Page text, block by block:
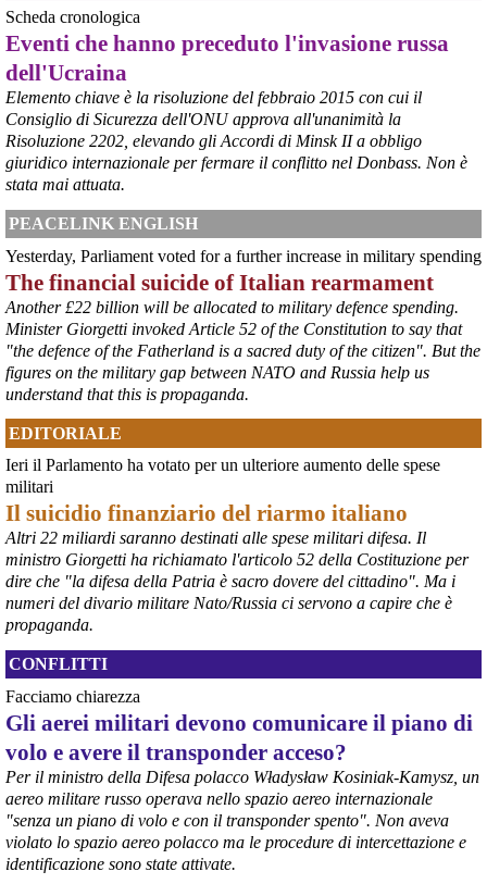
@peacelink
6/8/2026 21:36
giornalerossoblu.it/ex-ilva-sc
il Governo ha annunciato l’intenzione di predisporre un
provvedimento straordinario per attenuare le conseguenze
economiche e sociali dello stop dell’area a caldo, invitando le
rappresentanze del territorio a presentare proposte operative.
#ILVA #Taranto
@peacelink - 6/8/2026 21:35
Ultimi cento milioni di euro per l’ex Ilva, poi non saranno più
possibili nuovi aiuti di Stato. Lo ha confermato il ministro Adolfo
Urso durante l’incontro al Mimit con le imprese dell’indotto: la
tranche conclusiva del prestito autorizzato dall’Unione europea
dovrà essere erogata entro il 9 agosto e restituita dal futuro
acquirente.
Fonte: Studio100
#ILVA
@peacelink - 6/8/2026 21:08
Il governatore di Puglia Decaro esce dal vertice al Mimit più
preoccupato di come era entrato, lamentando l’assenza di certezze
sulla procedura di gara e ribadendo la necessità di un ruolo diretto
dello Stato.
Anche il sindaco di Taranto, Bitetti, chiede un piano industriale
chiaro, garanzie sulla salute e strumenti di tutela per i lavoratori
Scheda cronologica
Eventi che hanno preceduto l'invasione russa
dell'Ucraina
Elemento chiave è la risoluzione del febbraio 2015 con cui il
Consiglio di Sicurezza dell'ONU approva all'unanimità la
Risoluzione 2202, elevando gli Accordi di Minsk II a obbligo
giuridico internazionale per fermare il conflitto nel Donbass. Non è
stata mai attuata.
PEACELINK ENGLISH
Yesterday, Parliament voted for a further increase in military spending
The financial suicide of Italian rearmament
Another £22 billion will be allocated to military defence spending.
Minister Giorgetti invoked Article 52 of the Constitution to say that
"the defence of the Fatherland is a sacred duty of the citizen". But the
figures on the military gap between NATO and Russia help us
understand that this is propaganda.
EDITORIALE
Ieri il Parlamento ha votato per un ulteriore aumento delle spese
militari
Il suicidio finanziario del riarmo italiano
Altri 22 miliardi saranno destinati alle spese militari difesa. Il
ministro Giorgetti ha richiamato l'articolo 52 della Costituzione per
dire che "la difesa della Patria è sacro dovere del cittadino". Ma i
numeri del divario militare Nato/Russia ci servono a capire che è
propaganda.
CONFLITTI
Facciamo chiarezza
Gli aerei militari devono comunicare il piano di
volo e avere il transponder acceso?
Per il ministro della Difesa polacco Władysław Kosiniak-Kamysz, un
aereo militare russo operava nello spazio aereo internazionale
"senza un piano di volo e con il transponder spento". Non aveva
violato lo spazio aereo polacco ma le procedure di intercettazione e
identificazione sono state attivate.